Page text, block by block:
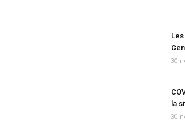
30
la
30